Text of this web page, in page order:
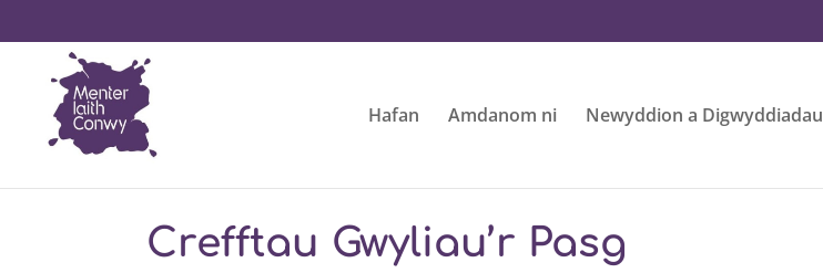
Hafan Amdanom ni Newyddion a Digwyddiadau
Crefftau Gwyliau’r Pasg